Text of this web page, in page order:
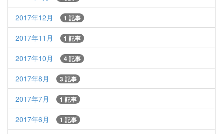
2017年12月 1 記事
2017年11月 1 記事
2017年10月 4 記事
2017年8月 3 記事
2017年7月 1 記事
2017年6月 1 記事